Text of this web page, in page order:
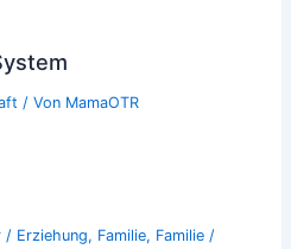
/ Von MamaOTR
/ Erziehung, Familie, Familie /